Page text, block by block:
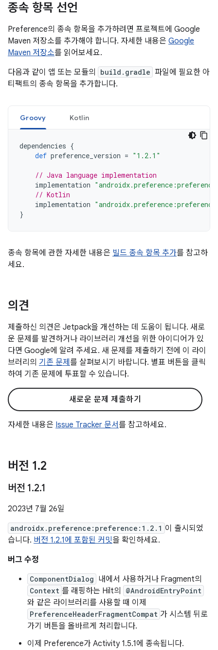
종속 항목 선언
Preference의 종속 항목을 추가하려면 프로젝트에 Google
Maven 저장소를 추가해야 합니다. 자세한 내용은 Google
Maven 저장소를 읽어보세요.
다음과 같이 앱 또는 모듈의
build.gradle 파일에 필요한 아
티팩트의 종속 항목을 추가합니다.
Groovy Kotlin
dependencies {
def preference_version = "1.2.1"
// Java language implementation
implementation
// Kotlin
implementation
}
종속 항목에 관한 자세한 내용은 빌드 종속 항목 추가를 참고하
세요.
의견
제출하신 의견은 Jetpack을 개선하는 데 도움이 됩니다. 새로
운 문제를 발견하거나 라이브러리 개선을 위한 아이디어가 있
다면 Google에 알려 주세요. 새 문제를 제출하기 전에 이 라이
브러리의 기존 문제 를 살펴보시기 바랍니다. 별표 버튼을 클릭
하여 기존 문제에 투표할 수 있습니다.
새로운 문제 제출하기
자세한 내용은 Issue Tracker 문서를 참고하세요.
버전 1.2
버전 1.2.1
2023년 7월 26일
androidx.preference:preference:1.2.1 이 출시되었
습니다. 버전 1.2.1에 포함된 커밋을 확인하세요.
버그 수정
ComponentDialog 내에서 사용하거나 Fragment의
Context 를 래핑하는 Hilt의 @AndroidEntryPoint
와 같은 라이브러리를 사용할 때 이제
PreferenceHeaderFragmentCompat 가 시스템 뒤로
가기 버튼을 올바르게 처리합니다.
이제 Preference가 Activity 1.5.1에 종속됩니다.